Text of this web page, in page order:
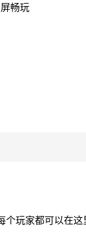
畅玩
个玩家都可以在这